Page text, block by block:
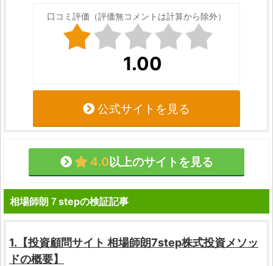
口コミ評価（評価無コメントは計算から除外）
1.00
公式サイトを見る
4.0以上のサイトを見る
相場師朗７stepの検証記事
1.【投資顧問サイト 相場師朗7step株式投資メソッ
ドの概要】